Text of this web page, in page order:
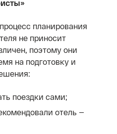
планирования
не приносит
поэтому они
на подготовку и
поездки сами;
отель —